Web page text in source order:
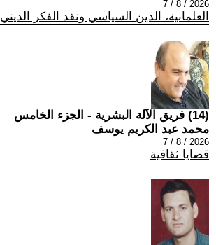
2026 / 8 / 7
العلمانية، الدين السياسي ونقد الفكر الديني
(14) فريق الآلة البشرية - الجزء الخامس
محمد عبد الكريم يوسف
2026 / 8 / 7
قضايا ثقافية